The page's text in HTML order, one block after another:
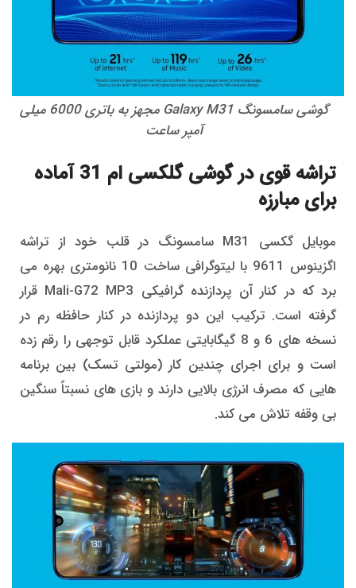
گوشی سامسونگ Galaxy M31 مجهز به باتری 6000 میلی
آمپر ساعت
تراشه قوی در گوشی گلکسی ام 31 آماده
برای مبارزه
موبایل گکسی M31 سامسونگ در قلب خود از تراشه
اگزینوس 9611 با لیتوگرافی ساخت 10 نانومتری بهره می
برد که در کنار آن پردازنده گرافیکی Mali-G72 MP3 قرار
گرفته است. ترکیب این دو پردازنده در کنار حافظه رم در
نسخه های 6 و 8 گیگابایتی عملکرد قابل توجهی را رقم زده
است و برای اجرای چندین کار (مولتی تسک) بین برنامه
هایی که مصرف انرژی بالایی دارند و بازی های نسبتاً سنگین
بی وقفه تلاش می کند.